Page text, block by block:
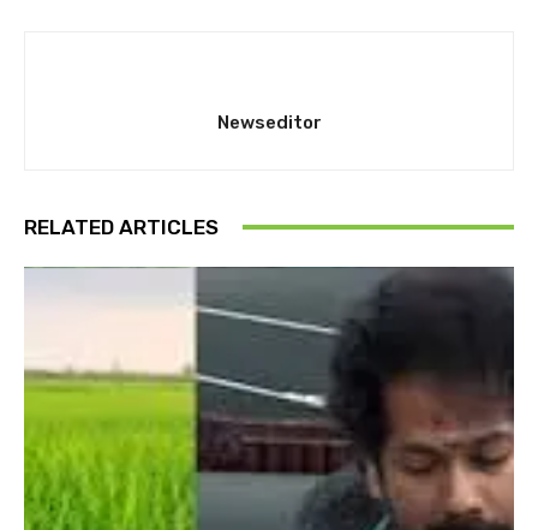
Newseditor
RELATED ARTICLES